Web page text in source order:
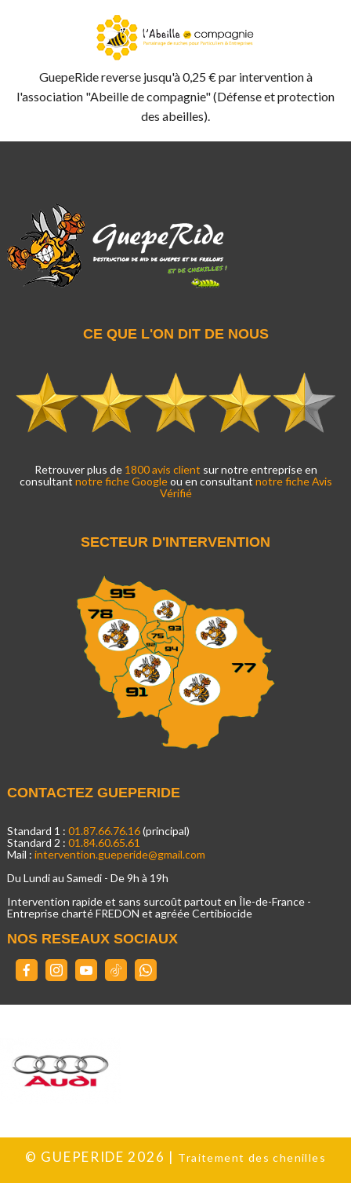
GuepeRide reverse jusqu'à 0,25 € par intervention à
l'association "Abeille de compagnie" (Défense et protection
des abeilles).
CE QUE L'ON DIT DE NOUS
Retrouver plus de1800 avis client sur notre entreprise en
consultant notre fiche Googleou en consultant notre fiche Avis
Vérifié
SECTEUR D'INTERVENTION
CONTACTEZ GUEPERIDE
Standard 1 : 01.87.66.76.16(principal)
Standard 2 : 01.84.60.65.61
Mail : intervention.gueperide@gmail.com
Du Lundi au Samedi - De 9h à 19h
Intervention rapide et sans surcoût partout en Île-de-France -
Entreprise charté FREDON et agréée Certibiocide
NOS RESEAUX SOCIAUX
© GUEPERIDE 2026 | Traitement des chenilles